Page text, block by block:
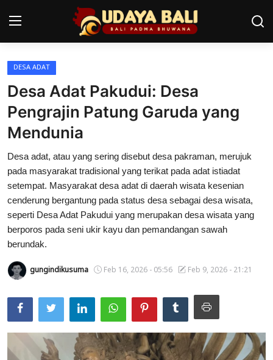
Home
Pura
Desa Adat
Tradisi
Kearifan lokal
Alam Bali
Seni
Kisah
Indonesia
DESA ADAT
Desa Adat Pakudui: Desa
Pengrajin Patung Garuda yang
Mendunia
Desa adat, atau yang sering disebut desa pakraman, merujuk
pada masyarakat tradisional yang terikat pada adat istiadat
setempat. Masyarakat desa adat di daerah wisata kesenian
cenderung bergantung pada status desa sebagai desa wisata,
seperti Desa Adat Pakudui yang merupakan desa wisata yang
berporos pada seni ukir kayu dan pemandangan sawah
berundak.
gungindikusuma Feb 16, 2026 - 05:56 Feb 9, 2026 - 21:21